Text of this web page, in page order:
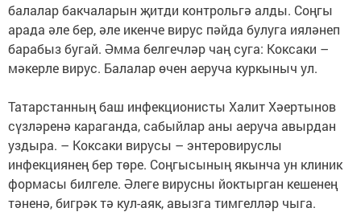
балалар бакчаларын җитди контрольгә алды. Соңгы
арада әле бер, әле икенче вирус пәйда булуга ияләнеп
барабыз бугай. Әмма белгечләр чаң суга: Коксаки –
мәкерле вирус. Балалар өчен аеруча куркыныч ул.
Татарстанның баш инфекционисты Халит Хәертынов
сүзләренә караганда, сабыйлар аны аеруча авырдан
уздыра. – Коксаки вирусы – энтеровируслы
инфекциянең бер төре. Соңгысының якынча ун клиник
формасы билгеле. Әлеге вирусны йоктырган кешенең
тәненә, бигрәк тә кул-аяк, авызга тимгелләр чыга.